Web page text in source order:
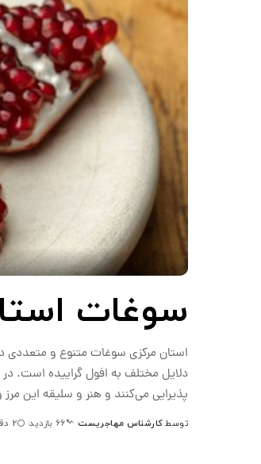
سوغات
استان مرکزی سوغات متنوع و متعددی
دلایل مختلف به افول گراییده است. در
پذیرایی می‌کنند و هنر و سلیقه این
ارسال
توسط کارشناس مهاجریست 66 بازدید 2 دقیقه مطالعه